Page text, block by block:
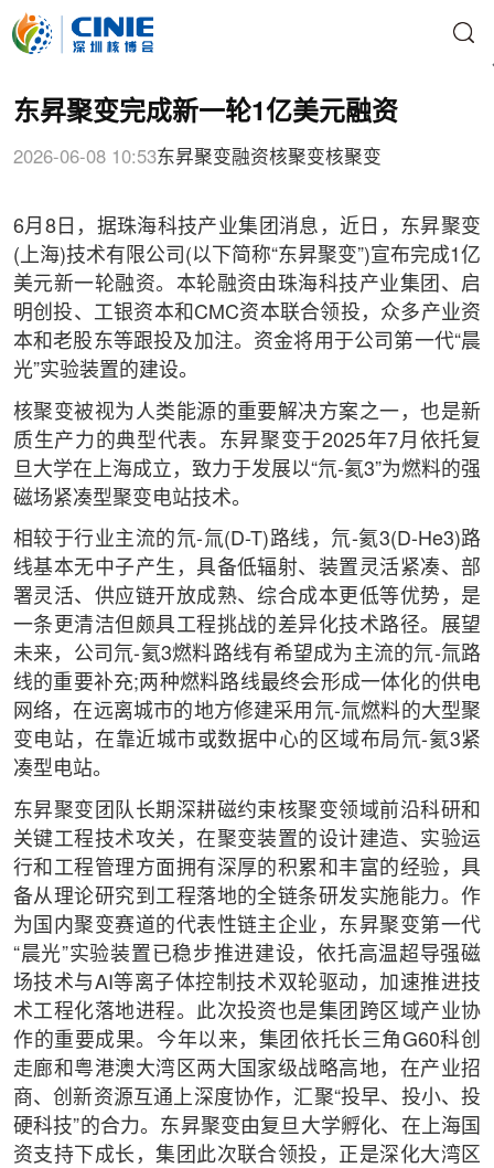
东昇聚变完成新一轮1亿美元融资
2026-06-08 10:53东昇聚变融资核聚变核聚变
6月8日，据珠海科技产业集团消息，近日，东昇聚变
(上海)技术有限公司(以下简称“东昇聚变”)宣布完成1亿
美元新一轮融资。本轮融资由珠海科技产业集团、启
明创投、工银资本和CMC资本联合领投，众多产业资
本和老股东等跟投及加注。资金将用于公司第一代“晨
光”实验装置的建设。
核聚变被视为人类能源的重要解决方案之一，也是新
质生产力的典型代表。东昇聚变于2025年7月依托复
旦大学在上海成立，致力于发展以“氘-氦3”为燃料的强
磁场紧凑型聚变电站技术。
相较于行业主流的氘-氚(D-T)路线，氘-氦3(D-He3)路
线基本无中子产生，具备低辐射、装置灵活紧凑、部
署灵活、供应链开放成熟、综合成本更低等优势，是
一条更清洁但颇具工程挑战的差异化技术路径。展望
未来，公司氘-氦3燃料路线有希望成为主流的氘-氚路
线的重要补充;两种燃料路线最终会形成一体化的供电
网络，在远离城市的地方修建采用氘-氚燃料的大型聚
变电站，在靠近城市或数据中心的区域布局氘-氦3紧
凑型电站。
东昇聚变团队长期深耕磁约束核聚变领域前沿科研和
关键工程技术攻关，在聚变装置的设计建造、实验运
行和工程管理方面拥有深厚的积累和丰富的经验，具
备从理论研究到工程落地的全链条研发实施能力。作
为国内聚变赛道的代表性链主企业，东昇聚变第一代
“晨光”实验装置已稳步推进建设，依托高温超导强磁
场技术与AI等离子体控制技术双轮驱动，加速推进技
术工程化落地进程。此次投资也是集团跨区域产业协
作的重要成果。今年以来，集团依托长三角G60科创
走廊和粤港澳大湾区两大国家级战略高地，在产业招
商、创新资源互通上深度协作，汇聚“投早、投小、投
硬科技”的合力。东昇聚变由复旦大学孵化、在上海国
资支持下成长，集团此次联合领投，正是深化大湾区